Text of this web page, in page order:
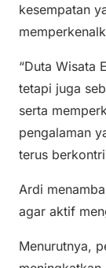
kesempatan
“Duta Wisata
tetapi juga
serta
pengalaman
terus
Ardi
agar aktif
Menurutnya,